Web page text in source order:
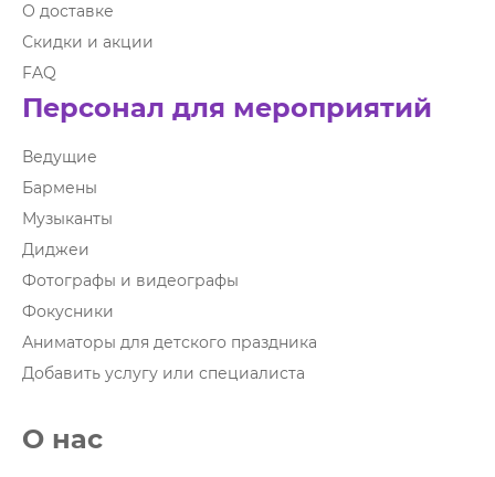
О доставке
Скидки и акции
FAQ
Персонал для мероприятий
Ведущие
Бармены
Музыканты
Диджеи
Фотографы и видеографы
Фокусники
Аниматоры для детского праздника
Добавить услугу или специалиста
О нас